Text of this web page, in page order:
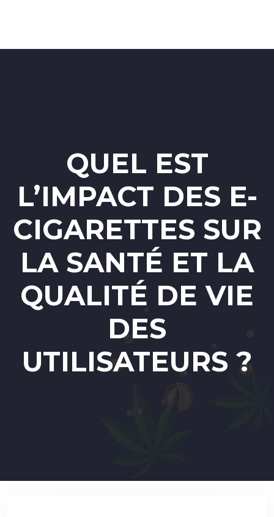
QUEL EST
L’IMPACT DES E-
CIGARETTES SUR
LA SANTÉ ET LA
QUALITÉ DE VIE
DES
UTILISATEURS ?